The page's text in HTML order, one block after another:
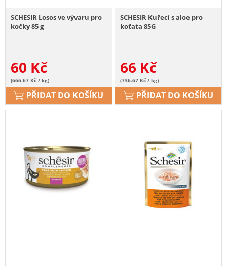
SCHESIR Losos ve vývaru pro
kočky 85 g
60 Kč
(666.67 Kč / kg)
PŘIDAT DO KOŠÍKU
SCHESIR Kuřecí s aloe pro
koťata 85G
66 Kč
(736.67 Kč / kg)
PŘIDAT DO KOŠÍKU